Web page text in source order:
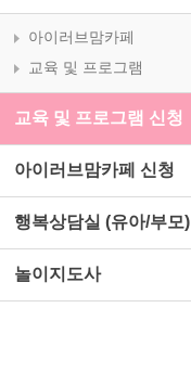
아이러브맘카페
교육 및 프로그램
교육 및 프로그램 신청
아이러브맘카페 신청
행복상담실 (유아/부모)
놀이지도사